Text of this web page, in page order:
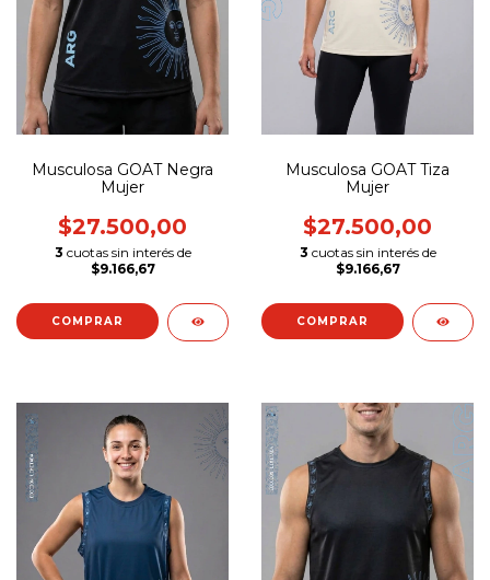
Musculosa GOAT Negra
Mujer
$27.500,00
3 cuotas sin interés de
$9.166,67
COMPRAR
Musculosa GOAT Tiza
Mujer
$27.500,00
3 cuotas sin interés de
$9.166,67
COMPRAR